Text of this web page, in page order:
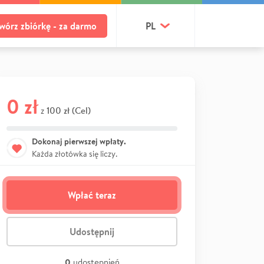
zbiórkę - za darmo PL
0 zł z 100 zł (Cel)
Dokonaj pierwszej wpłaty.
Każda złotówka się liczy.
Wpłać teraz
Udostępnij